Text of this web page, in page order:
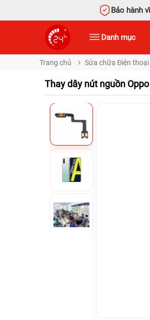
Bảo hành
Danh mục
Trang chủ Sửa chữa Điện thoại
Thay dây nút nguồn Oppo